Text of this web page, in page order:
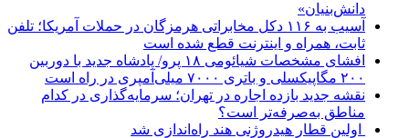
دانش‌بنیان»
آسیب به ۱۱۶ دکل مخابراتی هرمزگان در حملات آمریکا؛ تلفن
ثابت، همراه و اینترنت ‌قطع شده است
افشای مشخصات شیائومی ۱۸ پرو/ پادشاه جدید با دوربین
۲۰۰ مگاپیکسلی و باتری ۷۰۰۰ میلی‌آمپری در راه است
نقشه جدید بازده اجاره در تهران؛ سرمایه‌گذاری در کدام
مناطق به‌صرفه‌تر است؟
اولین قطار هیدروژنی هند راه‌اندازی شد